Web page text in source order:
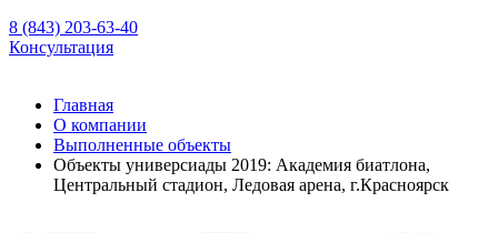
8 (843) 203-63-40
Консультация
Главная
О компании
Выполненные объекты
Объекты универсиады 2019: Академия биатлона,
Центральный стадион, Ледовая арена, г.Красноярск